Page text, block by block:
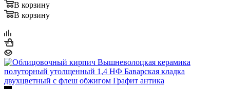
В корзину
В корзину